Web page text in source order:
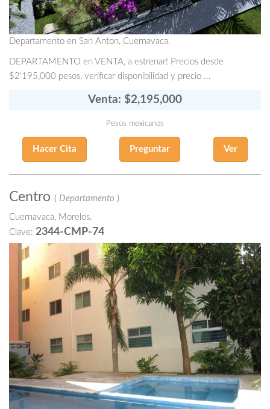
Departamento en San Anton, Cuernavaca.
DEPARTAMENTO en VENTA, a estrenar! Precios desde
$2'195,000 pesos, verificar disponibilidad y precio ...
Venta: $2,195,000
Pesos mexicanos
Hacer Cita Preguntar Ver
Centro ( Departamento )
Cuernavaca, Morelos.
Clave: 2344-CMP-74